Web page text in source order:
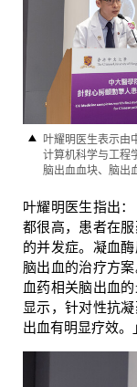
叶耀明医生表示由
计算机科学与工程
脑出血血块、脑出
叶耀明医生指出
都很高，患者在
的并发症。凝血
脑出血的治疗方
血药相关脑出血
显示，针对性抗
出血有明显疗效。」